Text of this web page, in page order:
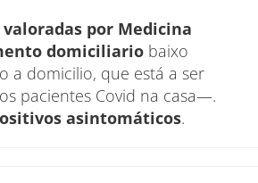
por Medicina
domiciliario baixo
a domicilio, que está a ser
pacientes Covid na casa—.
asintomáticos.